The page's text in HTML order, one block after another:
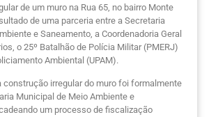
de um muro na Rua 65, no bairro Monte
de uma parceria entre a Secretaria
e Saneamento, a Coordenadoria Geral
o 25º Batalhão de Polícia Militar (PMERJ)
Ambiental (UPAM).
construção irregular do muro foi formalmente
Municipal de Meio Ambiente e
um processo de fiscalização